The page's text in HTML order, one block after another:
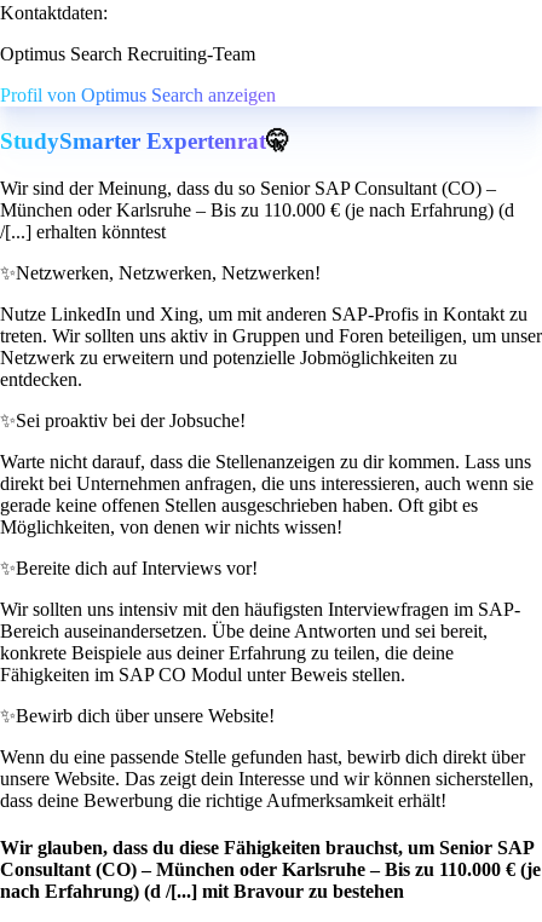
Kontaktdaten:
Optimus Search Recruiting-Team
Profil von Optimus Search anzeigen
StudySmarter Expertenrat🤫
Wir sind der Meinung, dass du so Senior SAP Consultant (CO) –
München oder Karlsruhe – Bis zu 110.000 € (je nach Erfahrung) (d
/[...] erhalten könntest
✨Netzwerken, Netzwerken, Netzwerken!
Nutze LinkedIn und Xing, um mit anderen SAP-Profis in Kontakt zu
treten. Wir sollten uns aktiv in Gruppen und Foren beteiligen, um unser
Netzwerk zu erweitern und potenzielle Jobmöglichkeiten zu
entdecken.
✨Sei proaktiv bei der Jobsuche!
Warte nicht darauf, dass die Stellenanzeigen zu dir kommen. Lass uns
direkt bei Unternehmen anfragen, die uns interessieren, auch wenn sie
gerade keine offenen Stellen ausgeschrieben haben. Oft gibt es
Möglichkeiten, von denen wir nichts wissen!
✨Bereite dich auf Interviews vor!
Wir sollten uns intensiv mit den häufigsten Interviewfragen im SAP-
Bereich auseinandersetzen. Übe deine Antworten und sei bereit,
konkrete Beispiele aus deiner Erfahrung zu teilen, die deine
Fähigkeiten im SAP CO Modul unter Beweis stellen.
✨Bewirb dich über unsere Website!
Wenn du eine passende Stelle gefunden hast, bewirb dich direkt über
unsere Website. Das zeigt dein Interesse und wir können sicherstellen,
dass deine Bewerbung die richtige Aufmerksamkeit erhält!
Wir glauben, dass du diese Fähigkeiten brauchst, um Senior SAP
Consultant (CO) – München oder Karlsruhe – Bis zu 110.000 € (je
nach Erfahrung) (d /[...] mit Bravour zu bestehen